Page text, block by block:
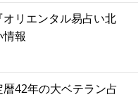
リエンタル易占い北
報
暦42年の大ベテラン占